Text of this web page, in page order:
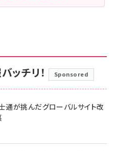
ッチリ！ Sponsored
通が挑んだグローバルサイト改